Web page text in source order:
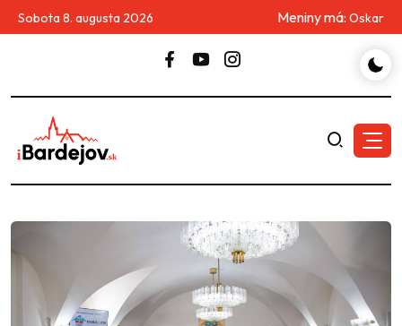
Sobota 8. augusta 2026 Meniny má: Oskar